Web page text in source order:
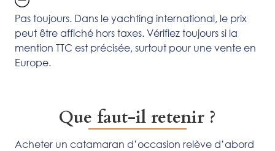
Pas toujours. Dans le yachting international, le prix
peut être affiché hors taxes. Vérifiez toujours si la
mention TTC est précisée, surtout pour une vente en
Europe.
Que faut-il retenir ?
Acheter un catamaran d’occasion relève d’abord